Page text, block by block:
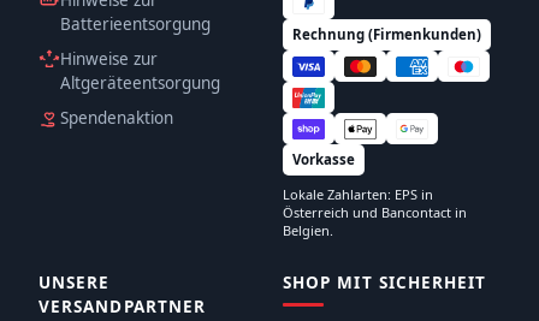
Batterieentsorgung
Hinweise zur
Altgeräteentsorgung
Spendenaktion
Rechnung (Firmenkunden)
Vorkasse
Lokale Zahlarten: EPS in
Österreich und Bancontact in
Belgien.
UNSERE
VERSANDPARTNER
SHOP MIT SICHERHEIT